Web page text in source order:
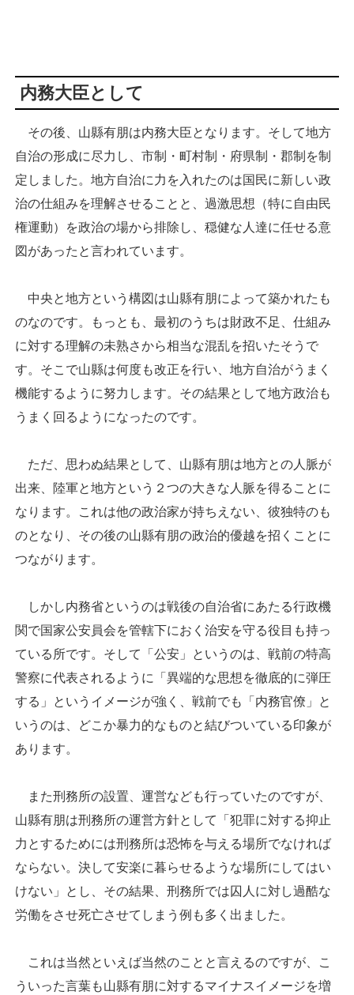
内務大臣として
その後、山縣有朋は内務大臣となります。そして地方
自治の形成に尽力し、市制・町村制・府県制・郡制を制
定しました。地方自治に力を入れたのは国民に新しい政
治の仕組みを理解させることと、過激思想（特に自由民
権運動）を政治の場から排除し、穏健な人達に任せる意
図があったと言われています。
中央と地方という構図は山縣有朋によって築かれたも
のなのです。もっとも、最初のうちは財政不足、仕組み
に対する理解の未熟さから相当な混乱を招いたそうで
す。そこで山縣は何度も改正を行い、地方自治がうまく
機能するように努力します。その結果として地方政治も
うまく回るようになったのです。
ただ、思わぬ結果として、山縣有朋は地方との人脈が
出来、陸軍と地方という２つの大きな人脈を得ることに
なります。これは他の政治家が持ちえない、彼独特のも
のとなり、その後の山縣有朋の政治的優越を招くことに
つながります。
しかし内務省というのは戦後の自治省にあたる行政機
関で国家公安員会を管轄下におく治安を守る役目も持っ
ている所です。そして「公安」というのは、戦前の特高
警察に代表されるように「異端的な思想を徹底的に弾圧
する」というイメージが強く、戦前でも「内務官僚」と
いうのは、どこか暴力的なものと結びついている印象が
あります。
また刑務所の設置、運営なども行っていたのですが、
山縣有朋は刑務所の運営方針として「犯罪に対する抑止
力とするためには刑務所は恐怖を与える場所でなければ
ならない。決して安楽に暮らせるような場所にしてはい
けない」とし、その結果、刑務所では囚人に対し過酷な
労働をさせ死亡させてしまう例も多く出ました。
これは当然といえば当然のことと言えるのですが、こ
ういった言葉も山縣有朋に対するマイナスイメージを増